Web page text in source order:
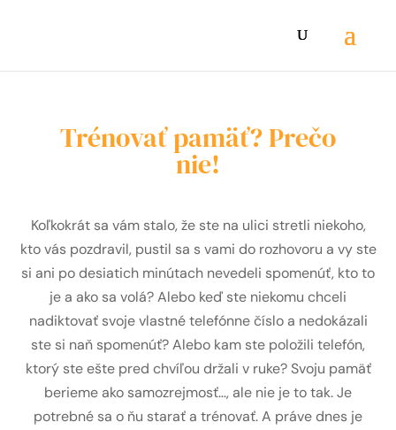
Trénovať pamäť? Prečo
nie!
Koľkokrát sa vám stalo, že ste na ulici stretli niekoho,
kto vás pozdravil, pustil sa s vami do rozhovoru a vy ste
si ani po desiatich minútach nevedeli spomenúť, kto to
je a ako sa volá? Alebo keď ste niekomu chceli
nadiktovať svoje vlastné telefónne číslo a nedokázali
ste si naň spomenúť? Alebo kam ste položili telefón,
ktorý ste ešte pred chvíľou držali v ruke? Svoju pamäť
berieme ako samozrejmosť…, ale nie je to tak. Je
potrebné sa o ňu starať a trénovať. A práve dnes je